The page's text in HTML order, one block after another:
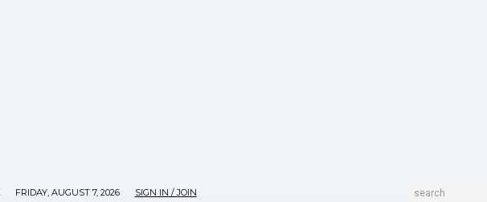
FRIDAY, AUGUST 7, 2026 SIGN IN / JOIN search